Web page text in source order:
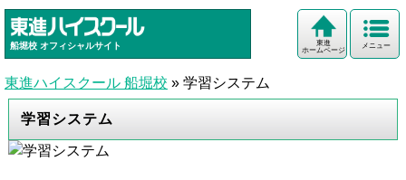
船堀校 オフィシャルサイト メニュー
東進
ホームページ
東進ハイスクール 船堀校 » 学習システム
学習システム